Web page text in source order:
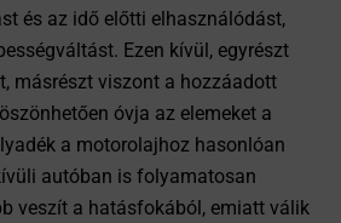
és az idő előtti elhasználódást,
Ezen kívül, egyrészt
másrészt viszont a hozzáadott
óvja az elemeket a
a motorolajhoz hasonlóan
autóban is folyamatosan
veszít a hatásfokából, emiatt válik